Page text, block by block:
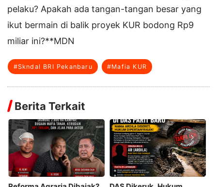
pelaku? Apakah ada tangan-tangan besar yang
ikut bermain di balik proyek KUR bodong Rp9
miliar ini?**MDN
#Skndal BRI Pekanbaru #Mafia KUR
Berita Terkait